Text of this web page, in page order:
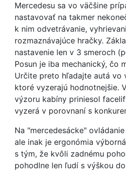
Mercedesu sa vo väčšine
nastavovať na takmer
k nim odvetrávanie,
rozmaznávajúce hračky.
nastavenie len v 3 smeroch
Posun je iba mechanický, čo
Určite preto hľadajte autá vo
ktoré vyzerajú hodnotnejšie.
výzoru kabíny priniesol
vyzerá v porovnaní s
Na "mercedesácke"
ale inak je ergonómia
s tým, že kvôli zadnému
pohodlne len ľudí s výškou